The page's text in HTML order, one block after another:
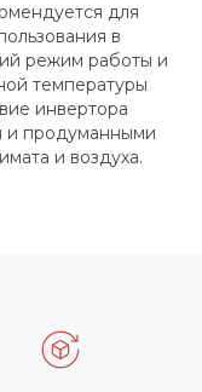
для
в
режим работы и
температуры
инвертора
и продуманными
и воздуха.